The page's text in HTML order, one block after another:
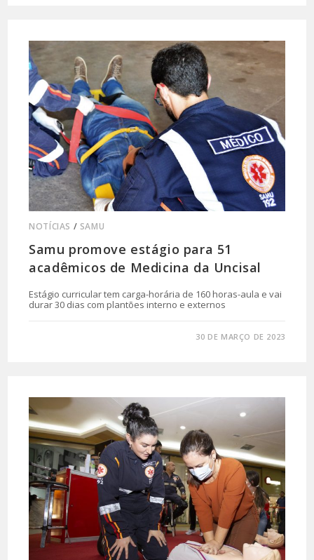
NOTÍCIAS / SAMU
Samu promove estágio para 51
acadêmicos de Medicina da Uncisal
Estágio curricular tem carga-horária de 160 horas-aula e vai
durar 30 dias com plantões interno e externos
30 DE MARÇO DE 2023